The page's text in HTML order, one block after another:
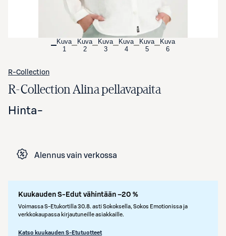
Kuva
1
Kuva
2
Kuva
3
Kuva
4
Kuva
5
Kuva
6
R-Collection
R-Collection Alina pellavapaita
Hinta-
Alennus vain verkossa
Kuukauden S-Edut vähintään –20 %
Voimassa S-Etukortilla 30.8. asti Sokoksella, Sokos Emotionissa ja
verkkokaupassa kirjautuneille asiakkaille.
Katso kuukauden S-Etutuotteet